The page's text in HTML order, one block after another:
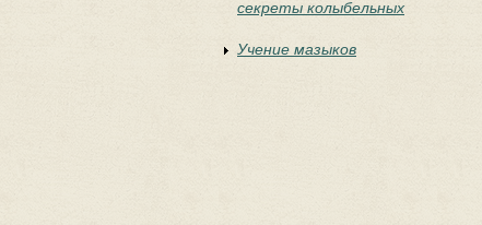
секреты колыбельных
Учение мазыков